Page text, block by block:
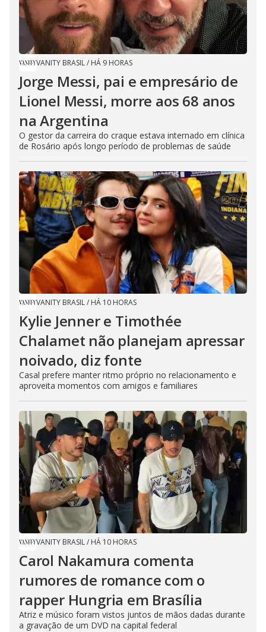
VANITY BRASIL/ HÁ 9 HORAS
Jorge Messi, pai e empresário de
Lionel Messi, morre aos 68 anos
na Argentina
O gestor da carreira do craque estava internado em clínica
de Rosário após longo período de problemas de saúde
VANITY BRASIL/ HÁ 10 HORAS
Kylie Jenner e Timothée
Chalamet não planejam apressar
noivado, diz fonte
Casal prefere manter ritmo próprio no relacionamento e
aproveita momentos com amigos e familiares
VANITY BRASIL/ HÁ 10 HORAS
Carol Nakamura comenta
rumores de romance com o
rapper Hungria em Brasília
Atriz e músico foram vistos juntos de mãos dadas durante
a gravação de um DVD na capital federal